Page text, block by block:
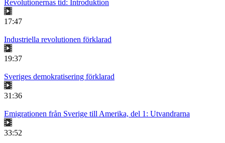
Revolutionernas tid: Introduktion
17:47
Industriella revolutionen förklarad
19:37
Sveriges demokratisering förklarad
31:36
Emigrationen från Sverige till Amerika, del 1: Utvandrarna
33:52